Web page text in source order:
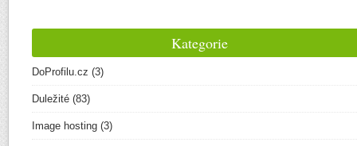
Kategorie
DoProfilu.cz (3)
Duležité (83)
Image hosting (3)